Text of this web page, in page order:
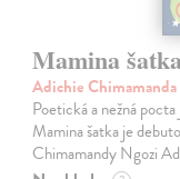
Mamina
Adichie
Poetická a nežná
Mamina šatka je
Chimamandy Ngozi